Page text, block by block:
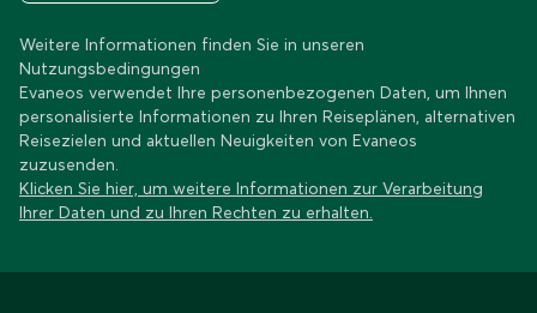
Weitere Informationen finden Sie in unseren
Nutzungsbedingungen
Evaneos verwendet Ihre personenbezogenen Daten, um Ihnen
personalisierte Informationen zu Ihren Reiseplänen, alternativen
Reisezielen und aktuellen Neuigkeiten von Evaneos
zuzusenden.
Klicken Sie hier, um weitere Informationen zur Verarbeitung
Ihrer Daten und zu Ihren Rechten zu erhalten.